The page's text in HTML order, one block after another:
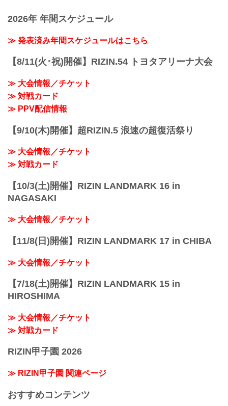
2026年 年間スケジュール
≫ 発表済み年間スケジュールはこちら
【8/11(火･祝)開催】RIZIN.54 トヨタアリーナ大会
≫ 大会情報／チケット
≫ 対戦カード
≫ PPV配信情報
【9/10(木)開催】超RIZIN.5 浪速の超復活祭り
≫ 大会情報／チケット
≫ 対戦カード
【10/3(土)開催】RIZIN LANDMARK 16 in
NAGASAKI
≫ 大会情報／チケット
【11/8(日)開催】RIZIN LANDMARK 17 in CHIBA
≫ 大会情報／チケット
【7/18(土)開催】RIZIN LANDMARK 15 in
HIROSHIMA
≫ 大会情報／チケット
≫ 対戦カード
RIZIN甲子園 2026
≫ RIZIN甲子園 関連ページ
おすすめコンテンツ